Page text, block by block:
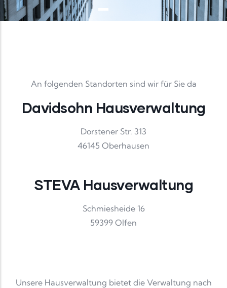
An folgenden Standorten sind wir für Sie da
Davidsohn Hausverwaltung
Dorstener Str. 313
46145 Oberhausen
STEVA Hausverwaltung
Schmiesheide 16
59399 Olfen
Unsere Hausverwaltung bietet die Verwaltung nach